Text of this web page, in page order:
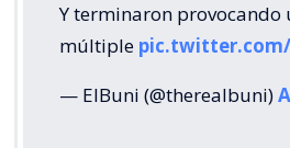
Y terminaron provocando
múltiple pic.twitter.com/
— ElBuni (@therealbuni)